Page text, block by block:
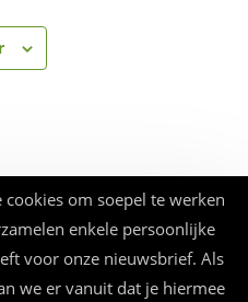
om soepel te werken
enkele persoonlijke
voor onze nieuwsbrief. Als
we er vanuit dat je hiermee